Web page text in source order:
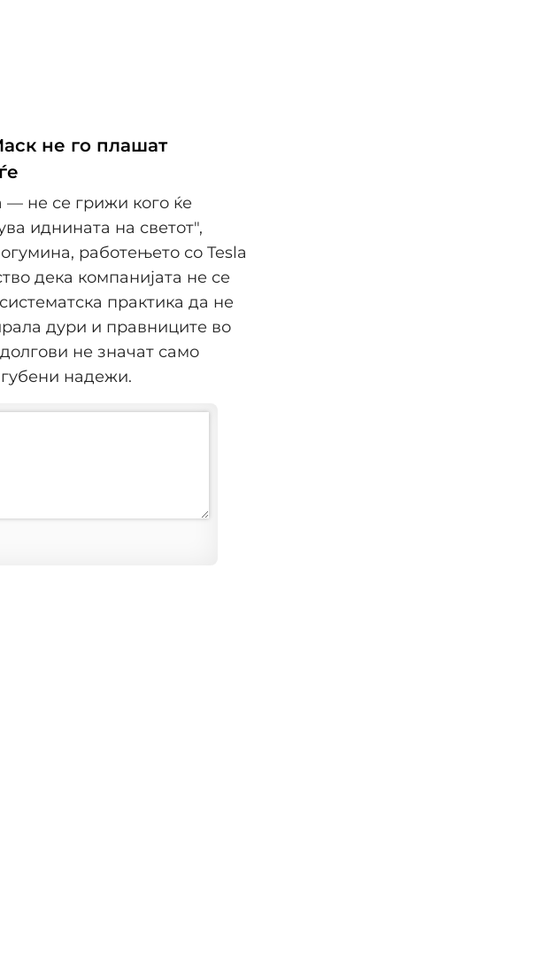
не го плашат
— не се грижи кого ќе
иднината на светот",
работењето со Tesla
дека компанијата не се
практика да не
дури и правниците во
не значат само
надежи.